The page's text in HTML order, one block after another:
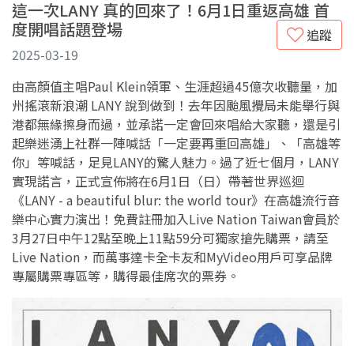
這一次LANY 真的回來了！6月1日重返高雄 首
度開唱話題登場
追蹤
2025-03-19
由高顏值主唱Paul Klein領軍、生涯超過45億次收聽量，加
州搖滾新浪潮 LANY 說到做到！去年因颱風攪局未能舉行與
港都無緣擦身而過，並承諾一定會回來唱給大家聽，還是引
起樂迷湧上社群一陣喊話「一定要再重回高雄」、「高雄等
你」等喊話，足見LANY的驚人魅力。過了近七個月，LANY
實現諾言，正式宣佈將在6月1日（日）帶著世界巡迴
《LANY - a beautiful blur: the world tour》在高雄流行音
樂中心實力演出！免費註冊加入Live Nation Taiwan會員於
3月27日中午12點至晚上11點59分可獨家搶先購票，請至
Live Nation，而萬事達卡全卡友和MyVideo用戶可享品牌
專屬購票專區等，購得最佳席次的票券。